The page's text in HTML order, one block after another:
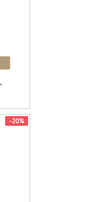
-20%